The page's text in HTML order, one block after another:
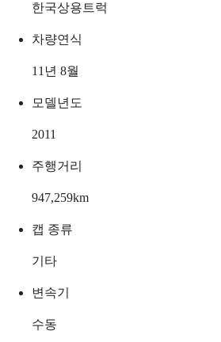
한국상용트럭
차량연식
11년 8월
모델년도
2011
주행거리
947,259km
캡 종류
기타
변속기
수동